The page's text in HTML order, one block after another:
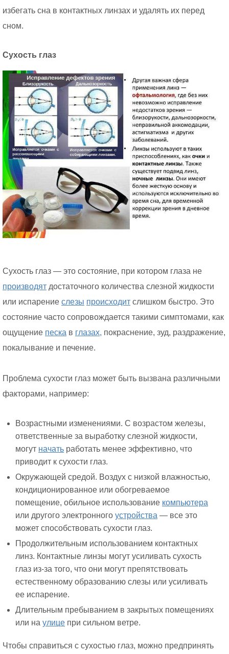
избегать сна в контактных линзах и удалять их перед
сном.
Сухость глаз
Сухость глаз — это состояние, при котором глаза не
производят достаточного количества слезной жидкости
или испарение слезы происходит слишком быстро. Это
состояние часто сопровождается такими симптомами, как
ощущение песка в глазах, покраснение, зуд, раздражение,
покалывание и печение.
Проблема сухости глаз может быть вызвана различными
факторами, например:
Возрастными изменениями. С возрастом железы,
ответственные за выработку слезной жидкости,
могут начать работать менее эффективно, что
приводит к сухости глаз.
Окружающей средой. Воздух с низкой влажностью,
кондиционированное или обогреваемое
помещение, обильное использование компьютера
или другого электронного устройства — все это
может способствовать сухости глаз.
Продолжительным использованием контактных
линз. Контактные линзы могут усиливать сухость
глаз из-за того, что они могут препятствовать
естественному образованию слезы или усиливать
ее испарение.
Длительным пребыванием в закрытых помещениях
или на улице при сильном ветре.
Чтобы справиться с сухостью глаз, можно предпринять